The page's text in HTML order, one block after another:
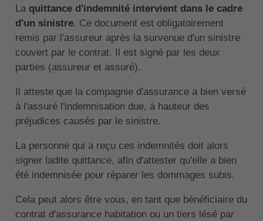
La quittance d'indemnité intervient dans le cadre
d'un sinistre. Ce document est obligatoirement
remis par l'assureur après la survenue d'un sinistre
couvert par le contrat. Il est signé par les deux
parties (assureur et assuré).
Il atteste que la compagnie d'assurance a bien versé
à l'assuré l'indemnisation due, à hauteur des
préjudices causés par le sinistre.
La personne qui a reçu ces indemnités doit alors
signer ladite quittance, afin d'attester qu'elle a bien
été indemnisée pour réparer les dommages subis.
Cela peut alors être vous, en tant que bénéficiaire du
contrat d'assurance habitation ou un tiers lésé par